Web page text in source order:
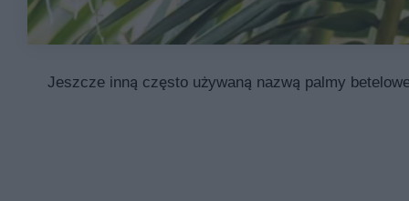
Jeszcze inną często używaną nazwą palmy